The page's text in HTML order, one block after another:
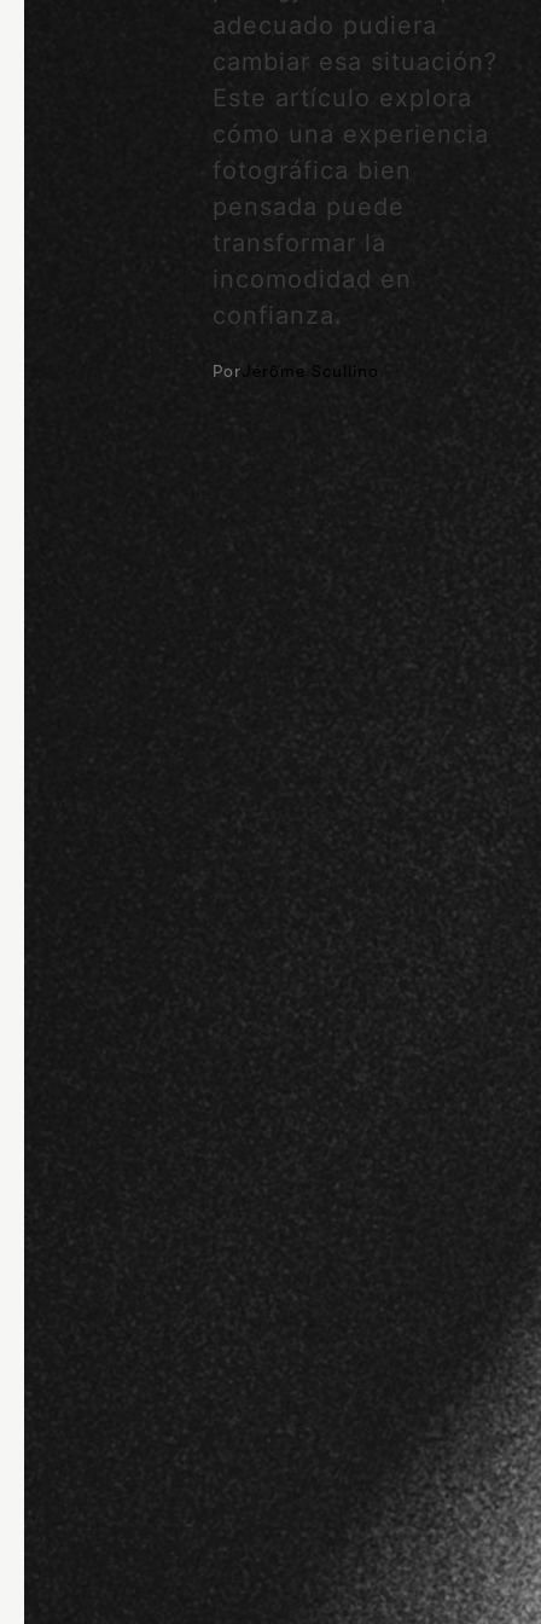
adecuado pudiera
cambiar esa situación?
Este artículo explora
cómo una experiencia
fotográfica bien
pensada puede
transformar la
incomodidad en
confianza.
PorJérôme Scullino